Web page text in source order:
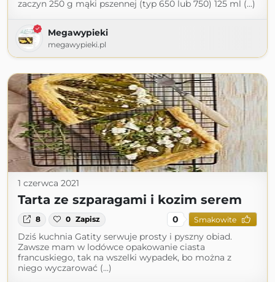
zaczyn 250 g mąki pszennej (typ 650 lub 750) 125 ml (...)
Megawypieki
megawypieki.pl
1 czerwca 2021
Tarta ze szparagami i kozim serem
8 0 Zapisz 0 Smakowite
Dziś kuchnia Gatity serwuje prosty i pyszny obiad.
Zawsze mam w lodówce opakowanie ciasta
francuskiego, tak na wszelki wypadek, bo można z
niego wyczarować (...)